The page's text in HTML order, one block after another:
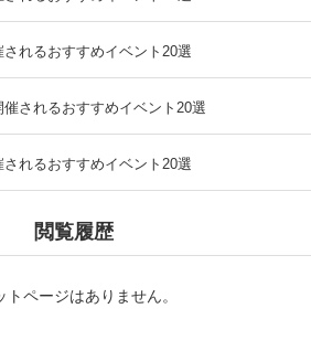
れるおすすめイベント20選
されるおすすめイベント20選
れるおすすめイベント20選
閲覧履歴
ページはありません。